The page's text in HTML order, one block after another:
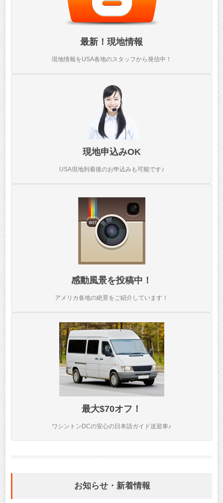
最新！現地情報
現地情報をUSA各地のスタッフから発信中！
現地申込みOK
USA現地到着後のお申込みも可能です♪
感動風景を投稿中！
アメリカ各地の絶景をご紹介しています！
最大$70オフ！
ワシントンDCの安心の日本語ガイド送迎車♪
お知らせ・新着情報